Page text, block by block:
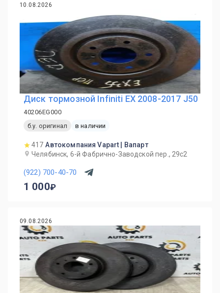
10.08.2026
Диск тормозной Infiniti EX 2008-2017 J50
40206EG000
б.у. оригинал
в наличии
417 Автокомпания Vapart | Вапарт
Челябинск, 6-й Фабрично-Заводской пер., 29с2
(922) 700-40-70
1 000
09.08.2026